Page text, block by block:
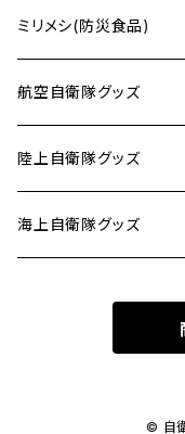
ミリメシ(防災食品)
航空自衛隊グッズ
タオル
ピンバッジ
陸上自衛隊グッズ
ミリメシ
海上自衛隊グッズ
© 自